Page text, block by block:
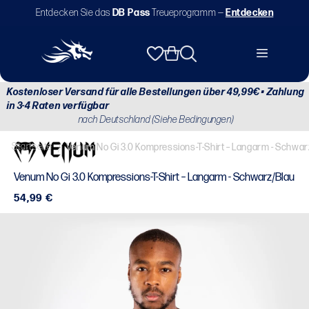
zumEntdecken Sie das DB PassTreueprogramm — Entdecken
Warenkorb
Kostenloser Versand für alle Bestellungen über 49,99€ • Zahlung
in 3-4 Raten verfügbar
nach Deutschland (Siehe Bedingungen)
Startseite / Venum No Gi 3.0 Kompressions-T-Shirt – Langarm -
Venum No Gi 3.0 Kompressions-T-Shirt – Langarm - Schwarz/Blau
Normaler
54,99 €